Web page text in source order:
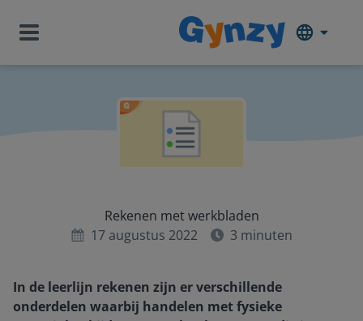
Rekenen met werkbladen
17 augustus 2022
3 minuten
In de leerlijn rekenen zijn er verschillende
onderdelen waarbij handelen met fysieke